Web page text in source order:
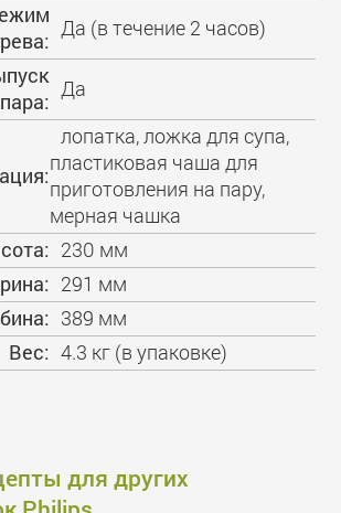
Да (в течение 2 часов)
пара:
Да
лопатка, ложка для супа,
пластиковая чаша для
приготовления на пару,
мерная чашка
230 мм
291 мм
389 мм
Вес: 4.3 кг (в упаковке)
для других